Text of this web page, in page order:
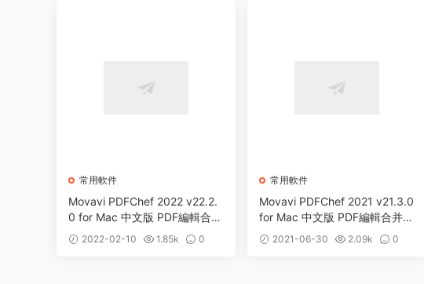
常用軟件
Movavi PDFChef 2022 v22.2.
0 for Mac 中文版 PDF編輯合并
轉換工具
2022-02-10 1.85k 0
常用軟件
Movavi PDFChef 2021 v21.3.0
for Mac 中文版 PDF編輯合并轉
換工具
2021-06-30 2.09k 0